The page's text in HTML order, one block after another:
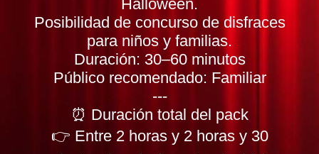
Halloween.
Posibilidad de concurso de disfraces
para niños y familias.
Duración: 30–60 minutos
Público recomendado: Familiar
---
⏰ Duración total del pack
👉 Entre 2 horas y 2 horas y 30